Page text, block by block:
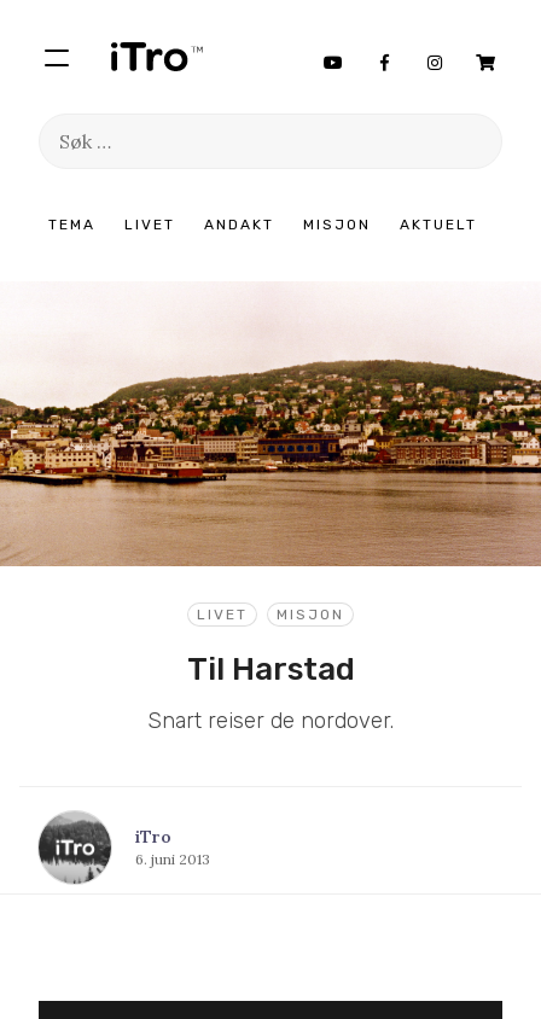
TEMA LIVET ANDAKT MISJON AKTUELT
Søk
LIVET MISJON
Til Harstad
Snart reiser de nordover.
iTro
6. juni 2013